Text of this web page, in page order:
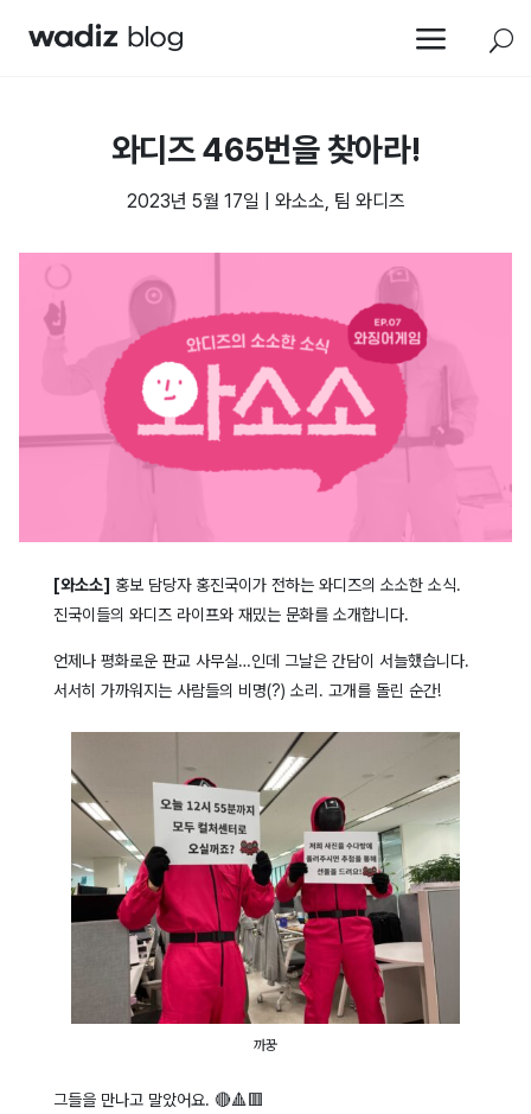
a U
와디즈 465번을 찾아라!
2023년 5월 17일 와소소, 팀 와디즈
[와소소] 홍보 담당자 홍진국이가 전하는 와디즈의 소소한 소식.
진국이들의 와디즈 라이프와 재밌는 문화를 소개합니다.
언제나 평화로운 판교 사무실…인데 그날은 간담이 서늘했습니다.
서서히 가까워지는 사람들의 비명(?) 소리. 고개를 돌린 순간!
까꿍
그들을 만나고 말았어요. 🔴🔺🟥